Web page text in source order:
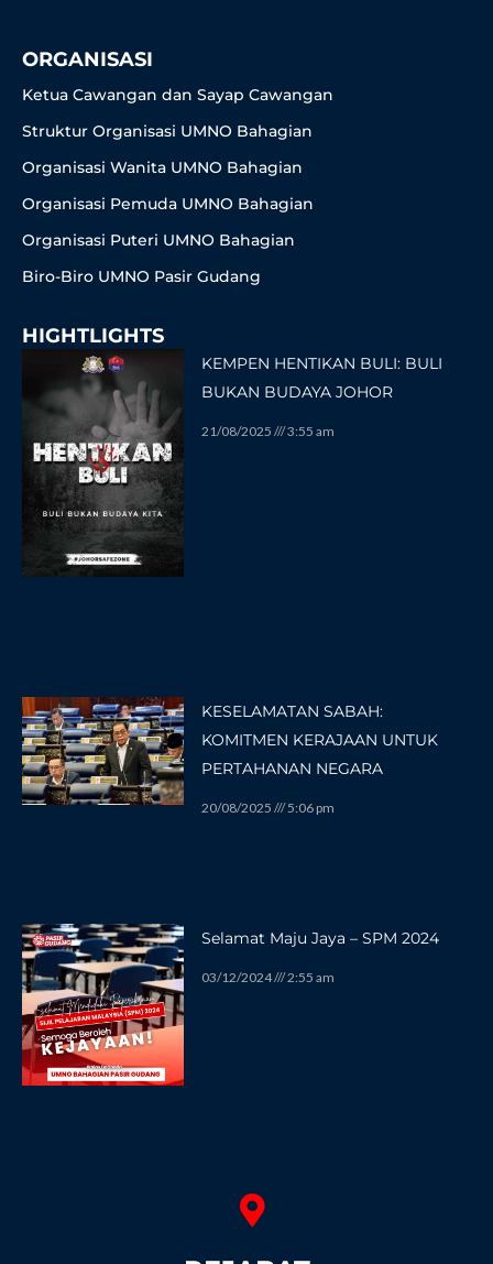
ORGANISASI
Ketua Cawangan dan Sayap Cawangan
Struktur Organisasi UMNO Bahagian
Organisasi Wanita UMNO Bahagian
Organisasi Pemuda UMNO Bahagian
Organisasi Puteri UMNO Bahagian
Biro-Biro UMNO Pasir Gudang
HIGHTLIGHTS
KEMPEN HENTIKAN BULI: BULI
BUKAN BUDAYA JOHOR
21/08/2025 3:55 am
KESELAMATAN SABAH:
KOMITMEN KERAJAAN UNTUK
PERTAHANAN NEGARA
20/08/2025 5:06 pm
Selamat Maju Jaya – SPM 2024
03/12/2024 2:55 am